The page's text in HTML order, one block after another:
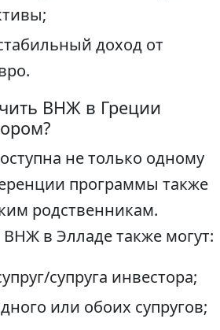
доход от
ВНЖ в Греции
не только одному
программы также
родственникам.
ВНЖ в Элладе также могут:
супруга инвестора;
или обоих супругов;